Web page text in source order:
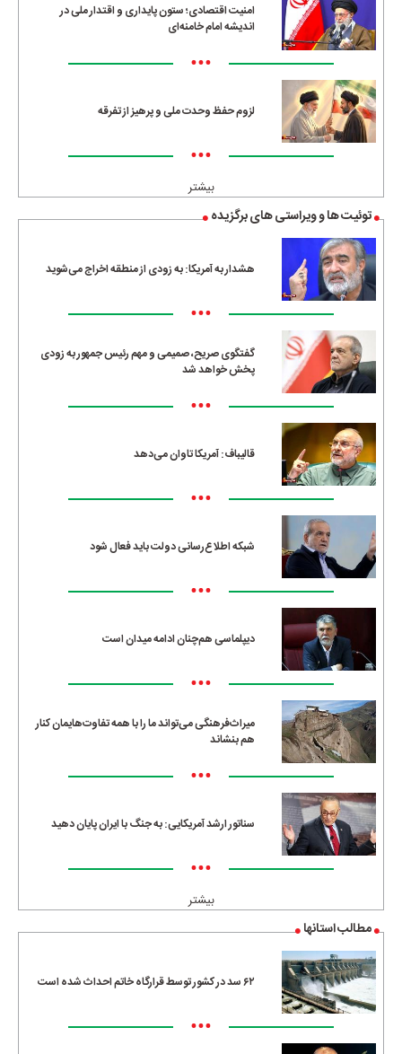
امنیت اقتصادی؛ ستون پایداری و اقتدار ملی در
اندیشه امام خامنه‌ای
•••
لزوم حفظ وحدت ملی و پرهیز از تفرقه
•••
بیشتر
توئیت ها و ویراستی های برگزیده
هشدار به آمریکا: به زودی از منطقه اخراج می‌شوید
•••
گفتگوی صریح، صمیمی و مهم رئیس جمهور به زودی
پخش خواهد شد
•••
قالیباف: آمریکا تاوان می‌دهد
•••
شبکه اطلاع‌رسانی دولت باید فعال شود
•••
دیپلماسی هم‌چنان ادامه میدان است
•••
میراث‌فرهنگی می‌تواند ما را با همه تفاوت‌هایمان کنار
هم بنشاند
•••
سناتور ارشد آمریکایی: به جنگ با ایران پایان دهید
•••
بیشتر
مطالب استانها
۶۲ سد در کشور توسط قرارگاه خاتم احداث شده است
•••